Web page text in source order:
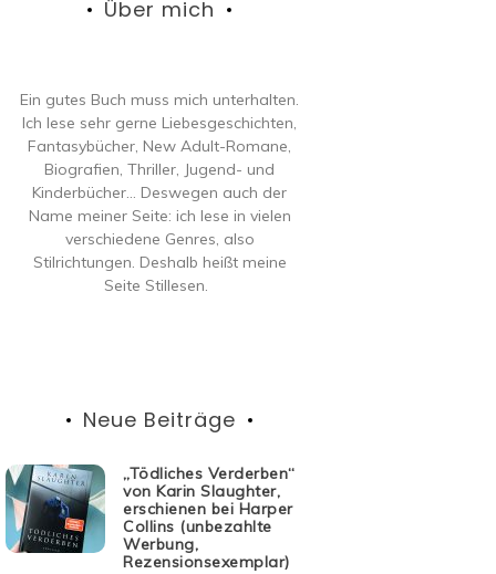
Über mich
Ein gutes Buch muss mich unterhalten.
Ich lese sehr gerne Liebesgeschichten,
Fantasybücher, New Adult-Romane,
Biografien, Thriller, Jugend- und
Kinderbücher… Deswegen auch der
Name meiner Seite: ich lese in vielen
verschiedene Genres, also
Stilrichtungen. Deshalb heißt meine
Seite Stillesen.
Neue Beiträge
„Tödliches Verderben“
von Karin Slaughter,
erschienen bei Harper
Collins (unbezahlte
Werbung,
Rezensionsexemplar)